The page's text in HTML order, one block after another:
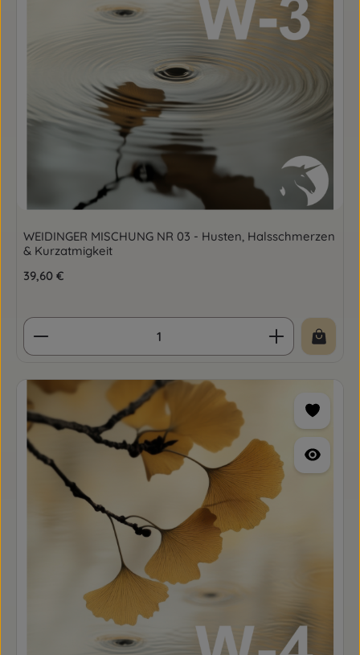
WEIDINGER MISCHUNG NR 03 - Husten, Halsschmerzen
& Kurzatmigkeit
Regulärer Preis:
39,60 €
Produkt Anzahl: Gib den gewünschten Wert